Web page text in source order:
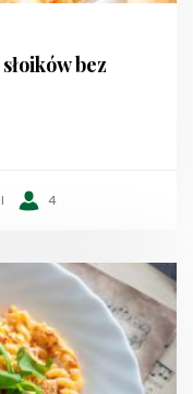
bez
4